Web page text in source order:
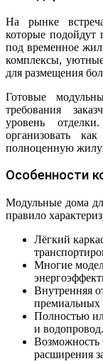
На рынке
которые подойдут
под временное
комплексы,
для размещения
Готовые
требования
уровень
организовать
полноценную
Особенности
Модульные дома
правило
Лёгкий
Многие
Внутренняя
Полностью
и водопровод.
Возможность
расширения